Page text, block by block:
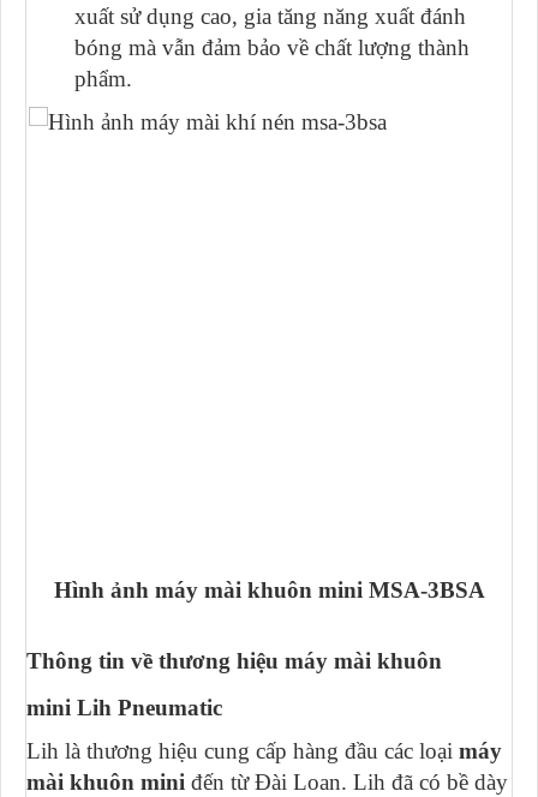
xuất sử dụng cao, gia tăng năng xuất đánh
bóng mà vẫn đảm bảo về chất lượng thành
phẩm.
Hình ảnh máy mài khuôn mini MSA-3BSA
Thông tin về thương hiệu máy mài khuôn
mini Lih Pneumatic
Lih là thương hiệu cung cấp hàng đầu các loại máy
mài khuôn mini đến từ Đài Loan. Lih đã có bề dày